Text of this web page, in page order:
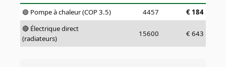
🟢 Pompe à chaleur (COP 3.5) 4457 € 184
🔴 Électrique direct
(radiateurs)
15600 € 643